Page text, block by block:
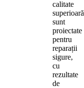
calitate
superioară
sunt
proiectate
pentru
reparații
sigure,
cu
rezultate
de